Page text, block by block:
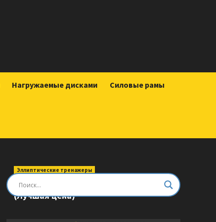
Нагружаемые дисками Силовые рамы
Эллиптические тренажеры
Эллиптический тренажер DFC E8745T
(Лучшая цена)